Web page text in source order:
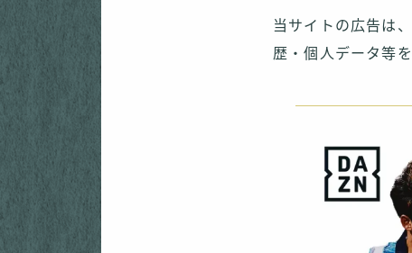
当サイトの広告は
歴・個人データ等